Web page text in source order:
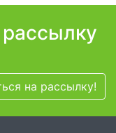
на рассылку!